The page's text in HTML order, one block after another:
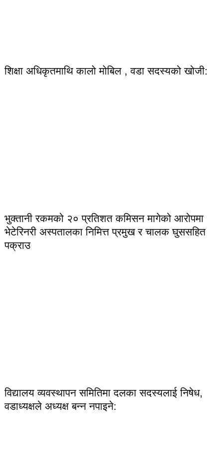
शिक्षा अधिकृतमाथि कालो मोबिल , वडा सदस्यको खोजी:
भुक्तानी रकमको २० प्रतिशत कमिसन मागेको आरोपमा
भेटेरिनरी अस्पतालका निमित्त प्रमुख र चालक घुससहित
पक्राउ
विद्यालय व्यवस्थापन समितिमा दलका सदस्यलाई निषेध,
वडाध्यक्षले अध्यक्ष बन्न नपाइने: